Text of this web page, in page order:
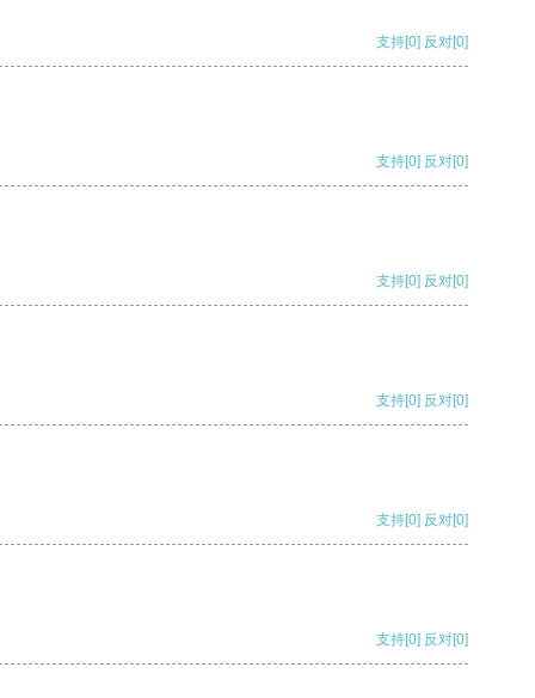
支持[0] 反对[0]
支持[0] 反对[0]
支持[0] 反对[0]
支持[0] 反对[0]
支持[0] 反对[0]
支持[0] 反对[0]